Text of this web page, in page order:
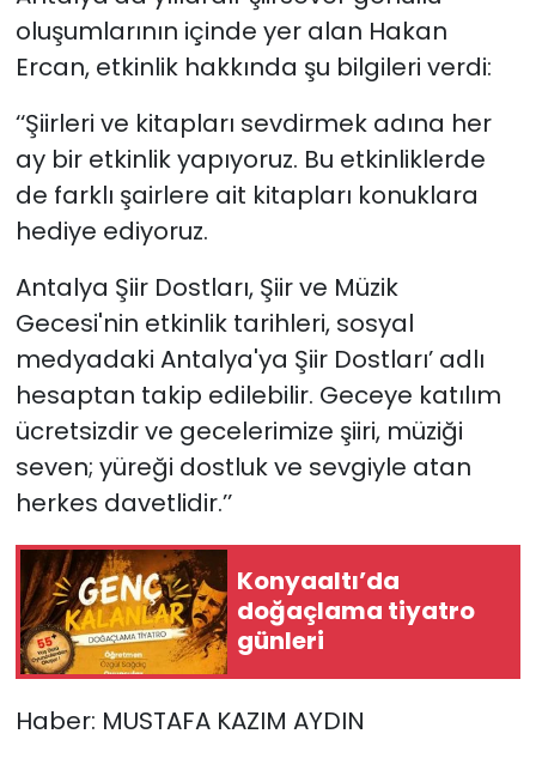
oluşumlarının içinde yer alan Hakan
Ercan, etkinlik hakkında şu bilgileri verdi:
‘‘Şiirleri ve kitapları sevdirmek adına her
ay bir etkinlik yapıyoruz. Bu etkinliklerde
de farklı şairlere ait kitapları konuklara
hediye ediyoruz.
Antalya Şiir Dostları, Şiir ve Müzik
Gecesi'nin etkinlik tarihleri, sosyal
medyadaki Antalya'ya Şiir Dostları’ adlı
hesaptan takip edilebilir. Geceye katılım
ücretsizdir ve gecelerimize şiiri, müziği
seven; yüreği dostluk ve sevgiyle atan
herkes davetlidir.’’
Konyaaltı’da
doğaçlama tiyatro
günleri
Haber: MUSTAFA KAZIM AYDIN